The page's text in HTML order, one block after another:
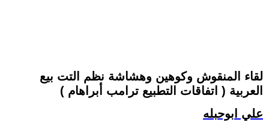
لقاء المنقوش وكوهين وهشاشة نظم التت بيع
العربية ( اتفاقات التطبيع ترامب أبراهام )
علي ابوحبله